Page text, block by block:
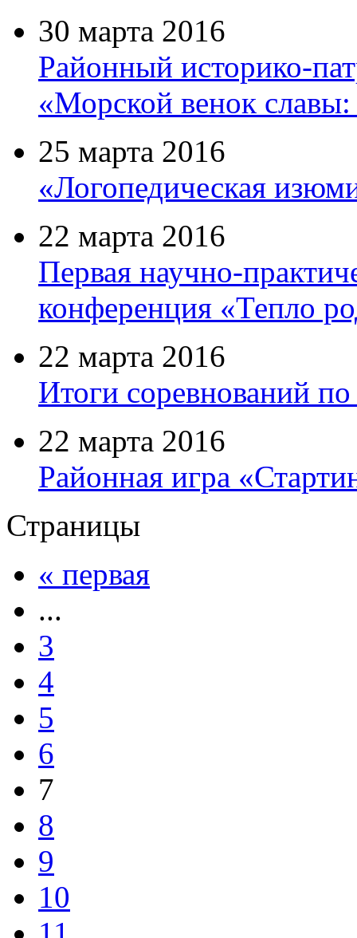
30 марта 2016
Районный историко-
«Морской венок
25 марта 2016
«Логопедическая
22 марта 2016
Первая научно-
конференция «Тепло
22 марта 2016
Итоги соревнований
22 марта 2016
Районная игра
Страницы
« первая
...
3
4
5
6
7
8
9
10